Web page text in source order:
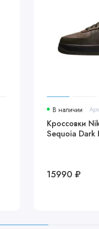
В наличии
Кроссовки
Sequoia Dark
15990 ₽